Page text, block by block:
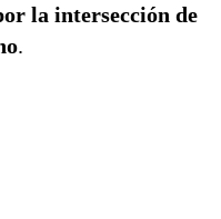
la intersección de
.